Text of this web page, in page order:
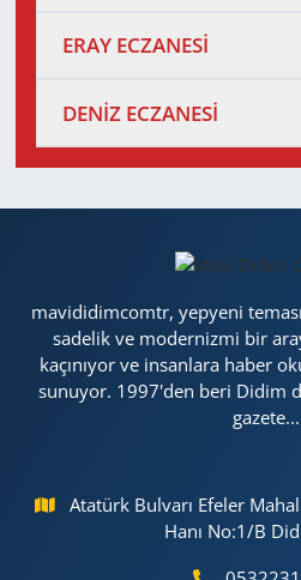
ERAY ECZANESİ
DENİZ ECZANESİ
mavididimcomtr, yepyeni
sadelik ve modernizmi bir
kaçınıyor ve insanlara haber
sunuyor. 1997'den beri Didim
Atatürk Bulvarı Efeler
Hanı No:1/B